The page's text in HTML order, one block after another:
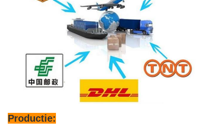
Productie: